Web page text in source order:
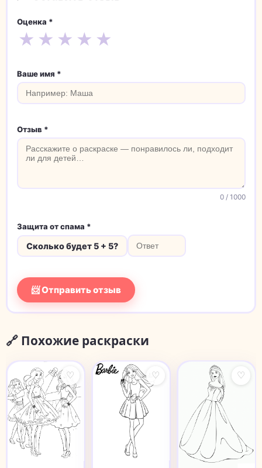
Оценка *
★ ★ ★ ★ ★
Ваше имя *
Отзыв *
0/ 1000
Защита от спама *
Сколько будет 5 + 5?
📨 Отправить отзыв
🔗 Похожие раскраски
♡ ♡ ♡